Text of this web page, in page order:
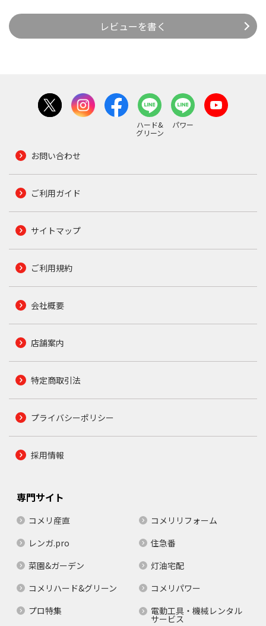
レビューを書く
ハード&
グリーン
パワー
お問い合わせ
ご利用ガイド
サイトマップ
ご利用規約
会社概要
店舗案内
特定商取引法
プライバシーポリシー
採用情報
専門サイト
コメリ産直
コメリリフォーム
レンガ.pro
住急番
菜園&ガーデン
灯油宅配
コメリハード&グリーン
コメリパワー
プロ特集
電動工具・機械レンタル
サービス